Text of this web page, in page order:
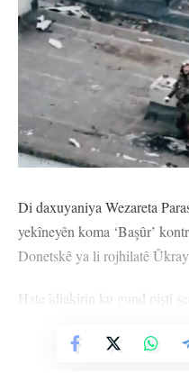
Di daxuyaniya Wezareta
yekîneyên koma ‘Başûr’
Donetskê ya li rojhilatê
Hate îdîakirin ku gund piştî
Vê